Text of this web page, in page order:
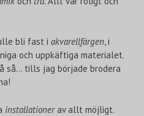
bli fast i akvarellfärgen, i
och uppkäftiga materialet.
så… tills jag började brodera
installationerav allt möjligt.